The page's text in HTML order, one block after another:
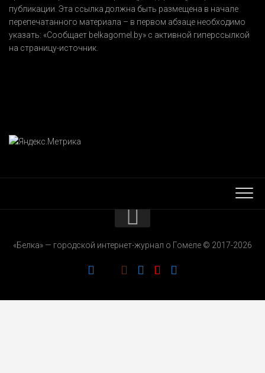
публикации. Эта ссылка должна быть размещена в начале
перепечатанного материала – в первом абзаце необходимо
указать: «Сообщает belkagomel.by» с активной гиперссылкой
на страницу-источник.
РЕКЛАМОДАТЕЛЯМ
«Белка» — городской интернет-журнал о Гомеле © 2017-2026